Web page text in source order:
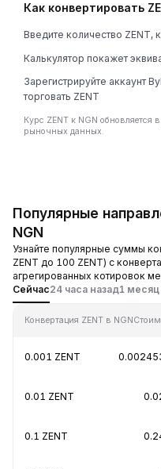
Как конвертировать
Введите количество ZENT,
Калькулятор покажет
Зарегистрируйте аккаунт
торговать ZENT
Курс ZENT к NGN
рыночных данных.
Популярные
NGN
Узнайте популярные суммы
ZENT до 100 ZENT) с
агрегированных котировок
Сейчас24 часа назад1 месяц
Конвертация ZENT в NGN
0.001 ZENT
0.01 ZENT
0.1 ZENT